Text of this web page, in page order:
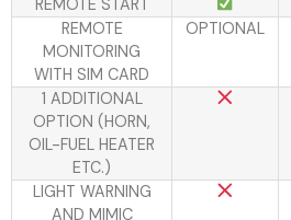
REMOTE
MONITORING
WITH SIM CARD
OPTIONAL
1 ADDITIONAL
OPTION (HORN,
OIL-FUEL HEATER
ETC.)
LIGHT WARNING
AND MIMIC